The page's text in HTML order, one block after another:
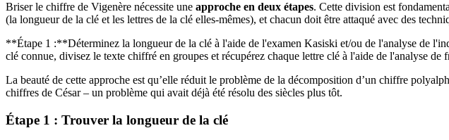
Briser le chiffre de Vigenère nécessite une approche en deux étapes. Cette division est
(la longueur de la clé et les lettres de la clé elles-mêmes), et chacun doit être attaqué avec des
**Étape 1 :**Déterminez la longueur de la clé à l'aide de l'examen Kasiski et/ou de l'analyse de
clé connue, divisez le texte chiffré en groupes et récupérez chaque lettre clé à l'aide de l'analyse de
La beauté de cette approche est qu’elle réduit le problème de la décomposition d’un chiffre
chiffres de César – un problème qui avait déjà été résolu des siècles plus tôt.
Étape 1 : Trouver la longueur de la clé